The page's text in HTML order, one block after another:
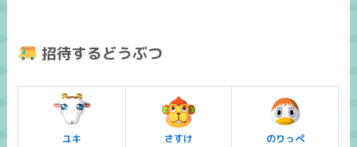
招待するどうぶつ
ユキ さすけ のりっぺ